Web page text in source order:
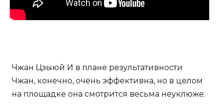
Чжан Цзыюй И в плане результативности
Чжан, конечно, очень эффективна, но в целом
на площадке она смотрится весьма неуклюже.